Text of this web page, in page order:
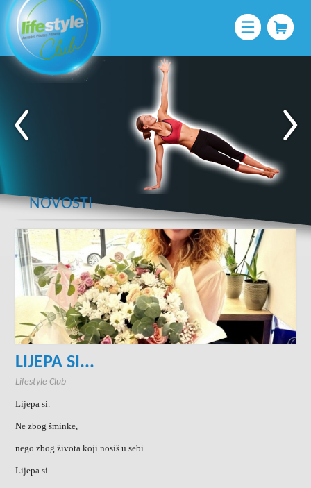
NOVOSTI
LIJEPA SI...
Lifestyle Club
Lijepa si.
Ne zbog šminke,
nego zbog života koji nosiš u sebi.
Lijepa si.